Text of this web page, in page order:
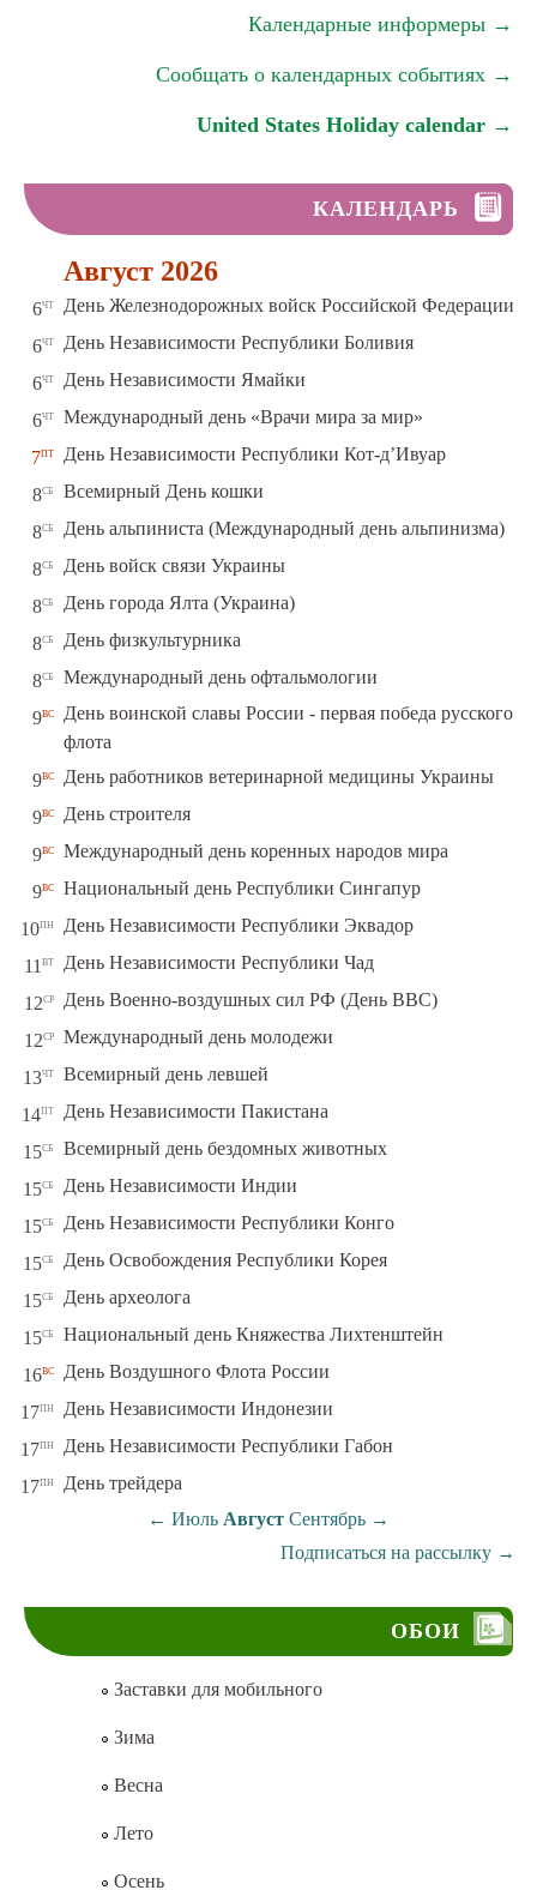
Календарные информеры →
Сообщать о календарных событиях →
United States Holiday calendar →
КАЛЕНДАРЬ
Август 2026
6чт День Железнодорожных войск Российской Федерации
6чт День Независимости Республики Боливия
6чт День Независимости Ямайки
6чт Международный день «Врачи мира за мир»
7пт День Независимости Республики Кот-д’Ивуар
8сб Всемирный День кошки
8сб День альпиниста (Международный день альпинизма)
8сб День войск связи Украины
8сб День города Ялта (Украина)
8сб День физкультурника
8сб Международный день офтальмологии
9вс
День воинской славы России - первая победа русского
флота
9вс День работников ветеринарной медицины Украины
9вс День строителя
9вс Международный день коренных народов мира
9вс Национальный день Республики Сингапур
10пн День Независимости Республики Эквадор
11 вт День Независимости Республики Чад
12ср День Военно-воздушных сил РФ (День ВВС)
12ср Международный день молодежи
13чт Всемирный день левшей
14пт День Независимости Пакистана
15сб Всемирный день бездомных животных
15сб День Независимости Индии
15сб День Независимости Республики Конго
15сб День Освобождения Республики Корея
15сб День археолога
15сб Национальный день Княжества Лихтенштейн
16вс День Воздушного Флота России
17пн День Независимости Индонезии
17пн День Независимости Республики Габон
17пн
День трейдера
← Июль Август Сентябрь →
Подписаться на рассылку →
ОБОИ
Заставки для мобильного
Зима
Весна
Лето
Осень